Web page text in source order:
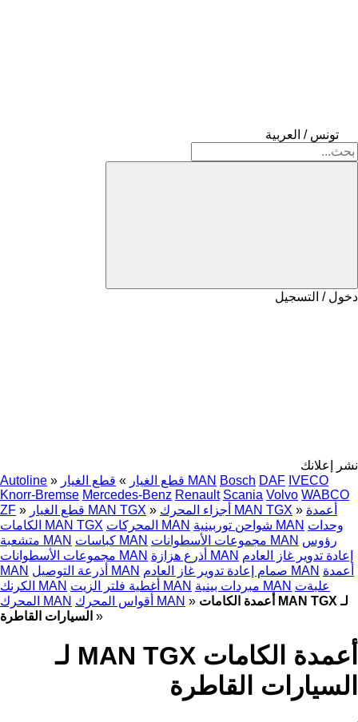
تونس / العربية
دخول / التسجيل
نشر إعلانك
Autoline » قطع الغيار » قطع الغيار MAN Bosch DAF IVECO
Knorr-Bremse Mercedes-Benz Renault Scania Volvo WABCO
ZF » قطع الغيار MAN TGX » أجزاء المحرك MAN TGX » أعمدة
الكامات MAN TGX
المحركات MAN شواحن توربينية MAN وحدات
متشعبة MAN
كباسات MAN مجموعات الأسطوانات MAN رؤوس
مجموعات الأسطوانات MAN
أذرع هزازة MAN إعادة تدوير غاز العادم
MAN
أذرعة التوصيل MAN صمام إعادة تدوير غاز العادم MAN أعمدة
الكرنك MAN
أغطية فلتر الزيت MAN مبردات بينية MAN علبةت
المحرك MAN
أقواس المحرك MAN » أعمدة الكامات MAN TGX لـ
السيارات القاطرة »
أعمدة الكامات MAN TGX لـ
السيارات القاطرة